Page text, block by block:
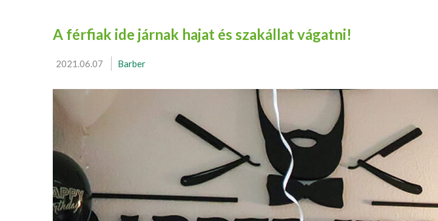
A férfiak ide járnak hajat és szakállat vágatni!
2021.06.07 Barber